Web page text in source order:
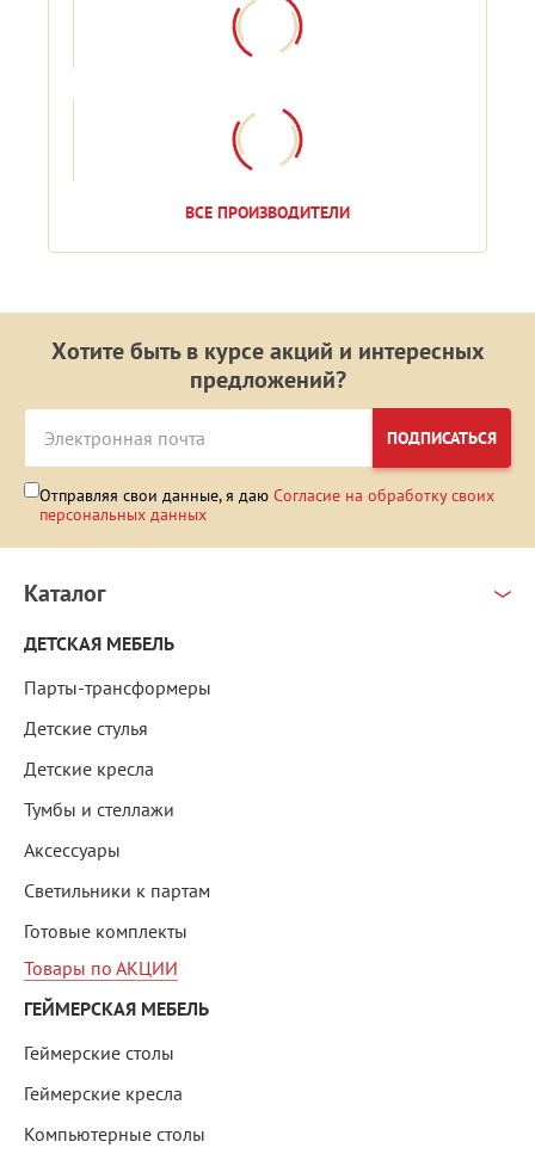
ВСЕ ПРОИЗВОДИТЕЛИ
Хотите быть в курсе акций и интересных
предложений?
ПОДПИСАТЬСЯ
Отправляя свои данные, я даю Согласие на обработку своих
персональных данных
Каталог
ДЕТСКАЯ МЕБЕЛЬ
Парты-трансформеры
Детские стулья
Детские кресла
Тумбы и стеллажи
Аксессуары
Светильники к партам
Готовые комплекты
Товары по АКЦИИ
ГЕЙМЕРСКАЯ МЕБЕЛЬ
Геймерские столы
Геймерские кресла
Компьютерные столы